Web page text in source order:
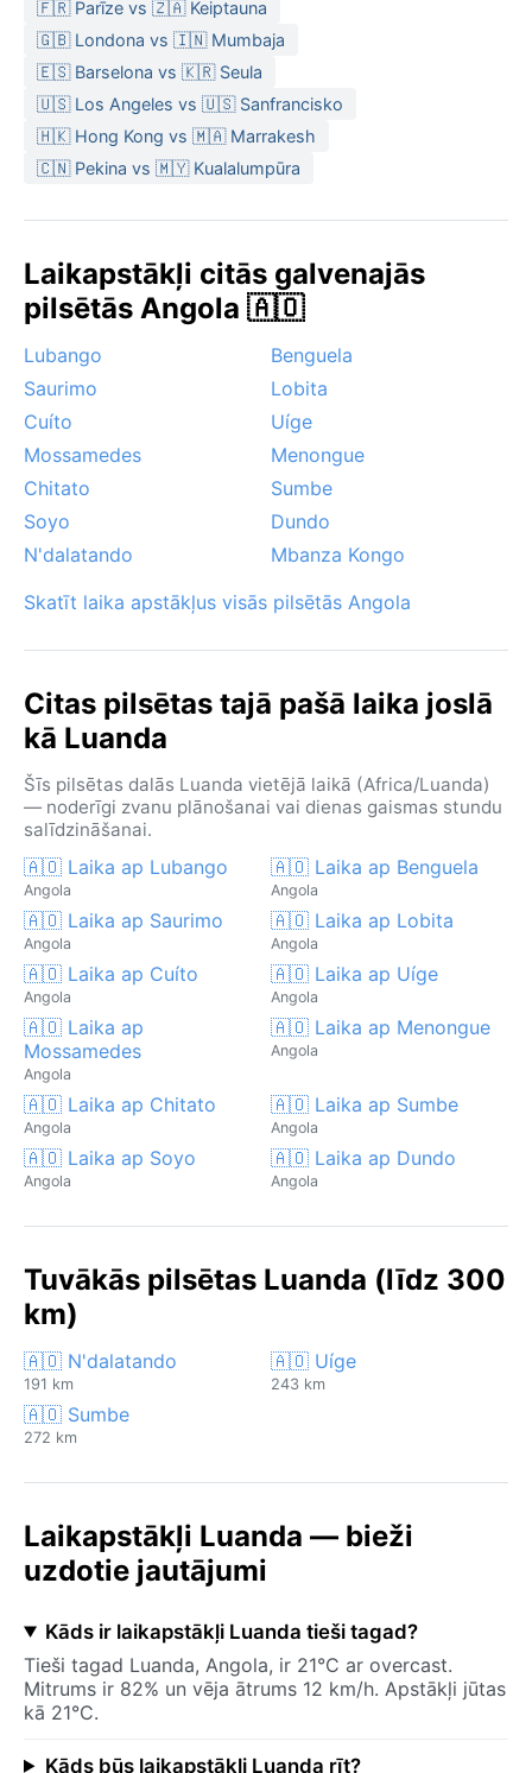
līdz aprīlim. Ziemas (jūnijs–septembris) ir sausas un v
🇫🇷 Parīze vs 🇿🇦 Keiptauna
🇬🇧 Londona vs 🇮🇳 Mumbaja
🇪🇸 Barselona vs 🇰🇷 Seula
🇺🇸 Los Angeles vs 🇺🇸 Sanfrancisko
🇭🇰 Hong Kong vs 🇲🇦 Marrakesh
🇨🇳 Pekina vs 🇲🇾 Kualalumpūra
Laikapstākļi citās galvenajās
pilsētās Angola 🇦🇴
Lubango
Benguela
Saurimo
Lobita
Cuíto
Uíge
Mossamedes
Menongue
Chitato
Sumbe
Soyo
Dundo
N'dalatando
Mbanza Kongo
Skatīt laika apstākļus visās pilsētās Angola
Citas pilsētas tajā pašā laika joslā
kā Luanda
Šīs pilsētas dalās Luanda vietējā laikā (Africa/Luanda)
— noderīgi zvanu plānošanai vai dienas gaismas stundu
salīdzināšanai.
🇦🇴 Laika ap Lubango
Angola
🇦🇴 Laika ap Benguela
Angola
🇦🇴 Laika ap Saurimo
Angola
🇦🇴 Laika ap Lobita
Angola
🇦🇴 Laika ap Cuíto
Angola
🇦🇴 Laika ap Uíge
Angola
🇦🇴 Laika ap
Mossamedes
Angola
🇦🇴 Laika ap Menongue
Angola
🇦🇴 Laika ap Chitato
Angola
🇦🇴 Laika ap Sumbe
Angola
🇦🇴 Laika ap Soyo
Angola
🇦🇴 Laika ap Dundo
Angola
Tuvākās pilsētas Luanda (līdz 300
km)
🇦🇴 N'dalatando
191 km
🇦🇴 Uíge
243 km
🇦🇴 Sumbe
272 km
Laikapstākļi Luanda — bieži
uzdotie jautājumi
Kāds ir laikapstākļi Luanda tieši tagad?
Tieši tagad Luanda, Angola, ir 21°C ar overcast.
Mitrums ir 82% un vēja ātrums 12 km/h. Apstākļi jūtas
kā 21°C.
Kāds būs laikapstākļi Luanda rīt?